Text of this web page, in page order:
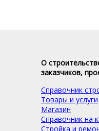
О
заказчиков,
Справочник
Товары и услуги
Магазин
Справочник на
Стройка и